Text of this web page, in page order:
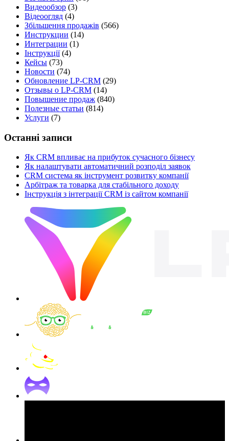
Видеообзор (3)
Відеоогляд (4)
Збільшення продажів (566)
Инструкции (14)
Интеграции (1)
Інструкції(4)
Кейсы (73)
Новости (74)
Обновление LP-CRM (29)
Отзывы о LP-CRM (14)
Повышение продаж (840)
Полезные статьи (814)
Услуги (7)
Останні записи
Як CRM впливає на прибуток сучасного бізнесу
Як налаштувати автоматичний розподіл заявок
CRM система як інструмент розвитку компанії
Арбітраж та товарка для стабільного доходу
Інструкція з інтеграції CRM із сайтом компанії